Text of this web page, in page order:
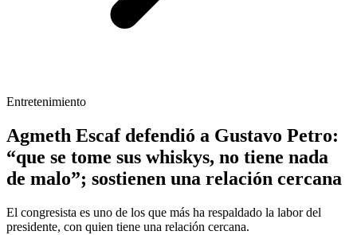
Entretenimiento
Agmeth Escaf defendió a Gustavo Petro:
“que se tome sus whiskys, no tiene nada
de malo”; sostienen una relación cercana
El congresista es uno de los que más ha respaldado la labor del
presidente, con quien tiene una relación cercana.